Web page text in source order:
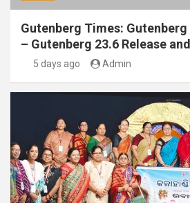
Gutenberg Times:
– Gutenberg 23.6 Release
5 days ago Admin